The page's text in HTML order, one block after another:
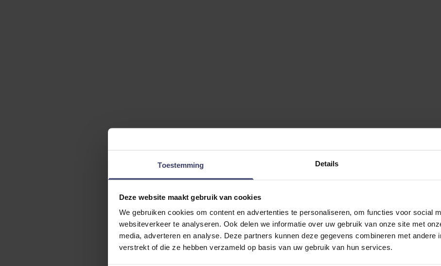
Toestemming Details
Deze website maakt gebruik van cookies
We gebruiken cookies om content en advertenties te personaliseren, om functies voor social
websiteverkeer te analyseren. Ook delen we informatie over uw gebruik van onze site met
media, adverteren en analyse. Deze partners kunnen deze gegevens combineren met andere
verstrekt of die ze hebben verzameld op basis van uw gebruik van hun services.